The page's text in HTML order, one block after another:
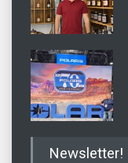
Newsletter!